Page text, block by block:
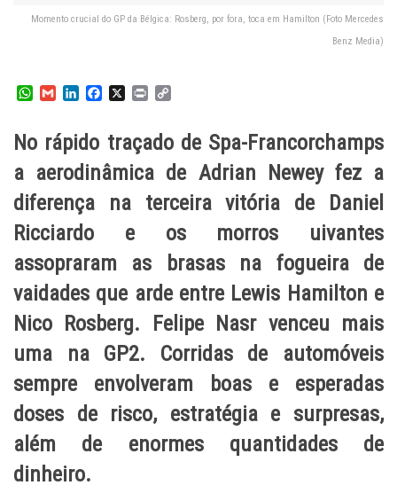
Momento crucial do GP da Bélgica: Rosberg, por fora, toca em Hamilton (Foto Mercedes
Benz Media)
W
t
A
p
G
i
k
d
n
e
o
X
P
n
y
i
k
No rápido traçado de Spa-Francorchamps
a aerodinâmica de Adrian Newey fez a
diferença na terceira vitória de Daniel
Ricciardo e os morros uivantes
assopraram as brasas na fogueira de
vaidades que arde entre Lewis Hamilton e
Nico Rosberg. Felipe Nasr venceu mais
uma na GP2. Corridas de automóveis
sempre envolveram boas e esperadas
doses de risco, estratégia e surpresas,
além de enormes quantidades de
dinheiro.